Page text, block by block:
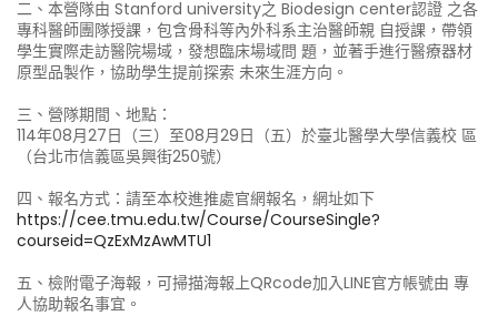
二、本營隊由 Stanford university之 Biodesign center認證 之各
專科醫師團隊授課，包含骨科等內外科系主治醫師親 自授課，帶領
學生實際走訪醫院場域，發想臨床場域問 題，並著手進行醫療器材
原型品製作，協助學生提前探索 未來生涯方向。
三、營隊期間、地點：
114年08月27日（三）至08月29日（五）於臺北醫學大學信義校 區
（台北市信義區吳興街250號）
四、報名方式：請至本校進推處官網報名，網址如下
https://cee.tmu.edu.tw/Course/CourseSingle?
courseid=QzExMzAwMTU1
五、檢附電子海報，可掃描海報上QRcode加入LINE官方帳號由 專
人協助報名事宜。